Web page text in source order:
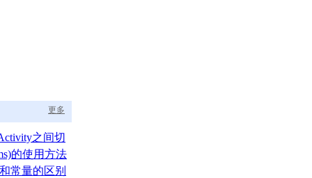
更多
之间切
的使用方法
常量的区别